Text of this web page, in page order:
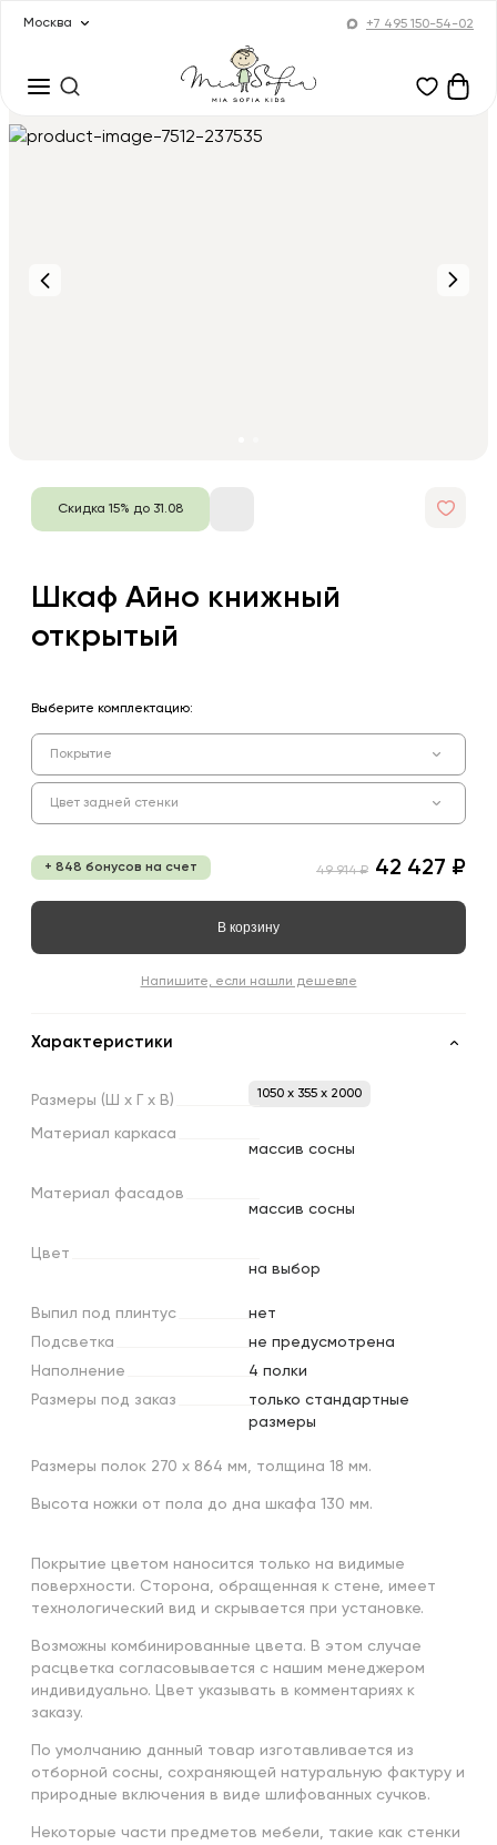
Москва +7 495 150-54-02
Скидка 15% до 31.08
Шкаф Айно книжный
открытый
Выберите комплектацию:
Покрытие
Цвет задней стенки
+ 848 бонусов на счет 49 914 ₽ 42 427 ₽
В корзину
Напишите, если нашли дешевле
Характеристики
Размеры (Ш х х В) 1050 x 355 x 2000
Материал каркаса
массив сосны
Материал фасадов
массив сосны
Цвет
на выбор
Выпил под плинтус
нет
Подсветка
не предусмотрена
Наполнение
4 полки
Размеры под заказ
только стандартные
размеры
Размеры полок 270 х 864 мм, толщина 18 мм.
Высота ножки от пола до дна шкафа 130 мм.
Покрытие цветом наносится только на видимые
поверхности. Сторона, обращенная к стене, имеет
технологический вид и скрывается при установке.
Возможны комбинированные цвета. В этом случае
расцветка согласовывается с нашим менеджером
индивидуально. Цвет указывать в комментариях к
заказу.
По умолчанию данный товар изготавливается из
отборной сосны, сохраняющей натуральную фактуру и
природные включения в виде шлифованных сучков.
Некоторые части предметов мебели, такие как стенки